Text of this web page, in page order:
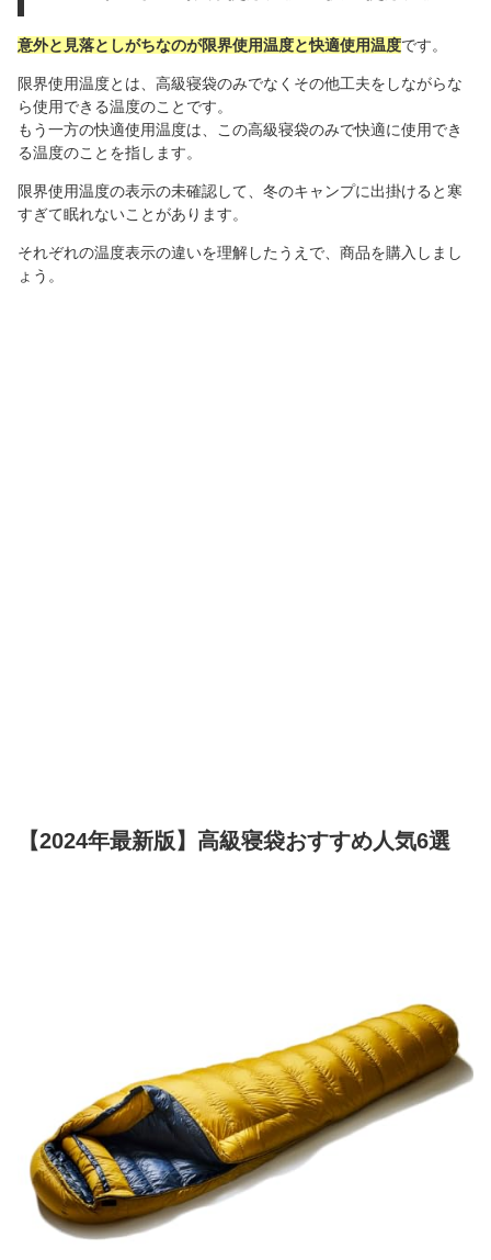
意外と見落としがちなのが限界使用温度と快適使用温度です。
限界使用温度とは、高級寝袋のみでなくその他工夫をしながらな
ら使用できる温度のことです。
もう一方の快適使用温度は、この高級寝袋のみで快適に使用でき
る温度のことを指します。
限界使用温度の表示の未確認して、冬のキャンプに出掛けると寒
すぎて眠れないことがあります。
それぞれの温度表示の違いを理解したうえで、商品を購入しまし
ょう。
【2024年最新版】高級寝袋おすすめ人気6選